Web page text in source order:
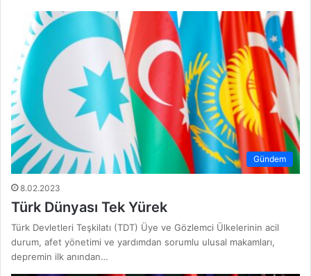
Gündem
8.02.2023
Türk Dünyası Tek Yürek
Türk Devletleri Teşkilatı (TDT) Üye ve Gözlemci Ülkelerinin acil
durum, afet yönetimi ve yardımdan sorumlu ulusal makamları,
depremin ilk anından…